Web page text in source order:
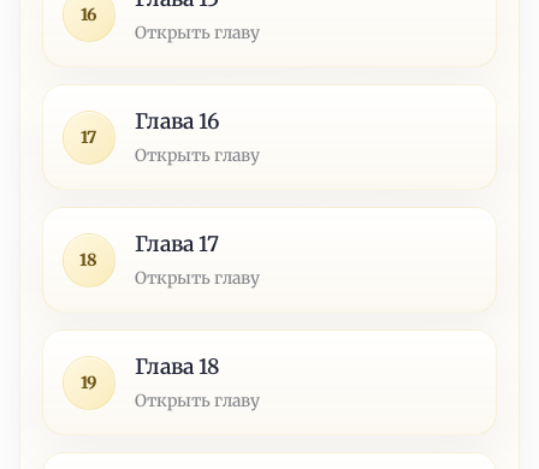
16
Открыть главу
17
Глава 16
Открыть главу
18
Глава 17
Открыть главу
19
Глава 18
Открыть главу